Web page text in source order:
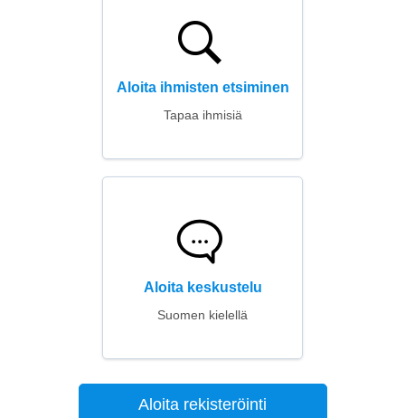
Aloita ihmisten etsiminen
Tapaa ihmisiä
Aloita keskustelu
Suomen kielellä
Aloita rekisteröinti